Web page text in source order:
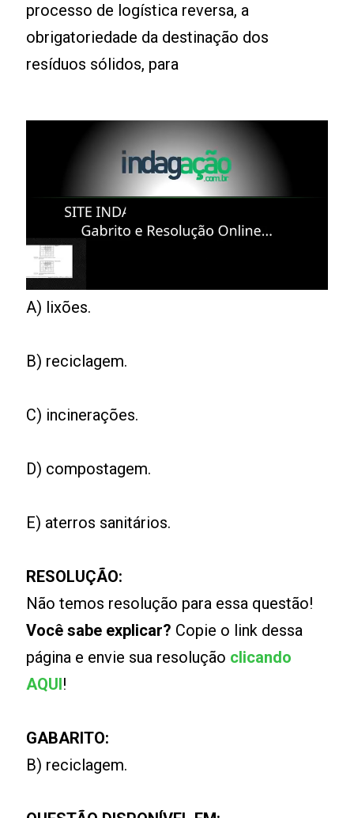
processo de logística reversa, a
obrigatoriedade da destinação dos
resíduos sólidos, para
A) lixões.
B) reciclagem.
C) incinerações.
D) compostagem.
E) aterros sanitários.
RESOLUÇÃO:
Não temos resolução para essa questão!
Você sabe explicar? Copie o link dessa
página e envie sua resolução clicando
AQUI!
GABARITO:
B) reciclagem.